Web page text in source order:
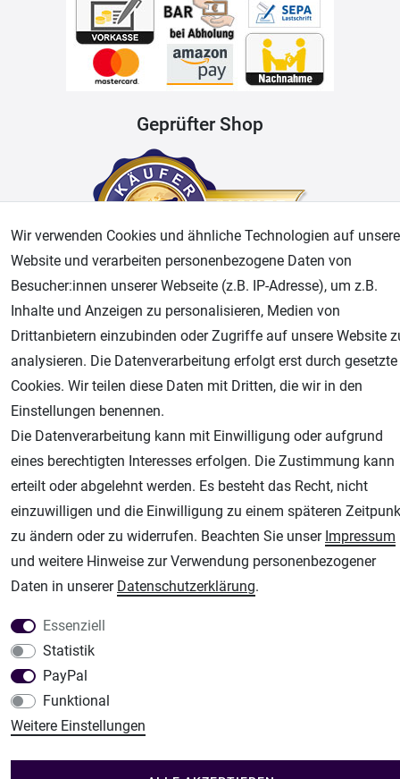
Geprüfter Shop
Airbrush-City
Fachhandel für: Airbrushpistolen, Kompressoren, Airbrushfarben
Modellbau-City
Modellbau Shop
Plotter-City
Schneideplotter, Transferpressen, Siebdruck und Plotterfolien
Im Shop Kaufen
Küchen Zubehör - Haus/Garten - Tierbedarf
Wir verwenden Cookies und ähnliche Technologien auf
Website und verarbeiten personenbezogene Daten von
Besucher:innen unserer Webseite (z.B. IP-Adresse), um z.B.
Inhalte und Anzeigen zu personalisieren, Medien von
Drittanbietern einzubinden oder Zugriffe auf unsere Website
analysieren. Die Datenverarbeitung erfolgt erst durch gesetzte
Cookies. Wir teilen diese Daten mit Dritten, die wir in den
Einstellungen benennen.
Die Datenverarbeitung kann mit Einwilligung oder aufgrund
eines berechtigten Interesses erfolgen. Die Zustimmung kann
erteilt oder abgelehnt werden. Es besteht das Recht, nicht
einzuwilligen und die Einwilligung zu einem späteren
zu ändern oder zu widerrufen. Beachten Sie unser Impressum
und weitere Hinweise zur Verwendung personenbezogener
Daten in unserer Daten­schutz­erklärung.
Essenziell
Statistik
PayPal
Funktional
Weitere Einstellungen